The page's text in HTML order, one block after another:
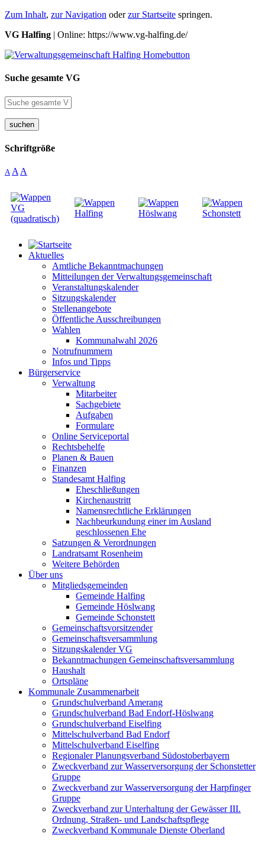
Zum Inhalt, zur Navigation oderzur Startseite springen.
VG Halfing | Online: https://www.vg-halfing.de/
Suche gesamte VG
suchen
Schriftgröße
A A A
Aktuelles
Amtliche Bekanntmachungen
Mitteilungen der Verwaltungsgemeinschaft
Veranstaltungskalender
Sitzungskalender
Stellenangebote
Öffentliche Ausschreibungen
Wahlen
Kommunalwahl 2026
Notrufnummern
Infos und Tipps
Bürgerservice
Verwaltung
Mitarbeiter
Sachgebiete
Aufgaben
Formulare
Online Serviceportal
Rechtsbehelfe
Planen & Bauen
Finanzen
Standesamt Halfing
Eheschließungen
Kirchenaustritt
Namensrechtliche Erklärungen
Nachbeurkundung einer im Ausland
geschlossenen Ehe
Satzungen & Verordnungen
Landratsamt Rosenheim
Weitere Behörden
Über uns
Mitgliedsgemeinden
Gemeinde Halfing
Gemeinde Höslwang
Gemeinde Schonstett
Gemeinschaftsvorsitzender
Gemeinschaftsversammlung
Sitzungskalender VG
Bekanntmachungen Gemeinschaftsversammlung
Haushalt
Ortspläne
Kommunale Zusammenarbeit
Grundschulverband Amerang
Grundschulverband Bad Endorf-Höslwang
Grundschulverband Eiselfing
Mittelschulverband Bad Endorf
Mittelschulverband Eiselfing
Regionaler Planungsverband Südostoberbayern
Zweckverband zur Wasserversorgung der Schonstetter
Gruppe
Zweckverband zur Wasserversorgung der Harpfinger
Gruppe
Zweckverband zur Unterhaltung der Gewässer III.
Ordnung, Straßen- und Landschaftspflege
Zweckverband Kommunale Dienste Oberland